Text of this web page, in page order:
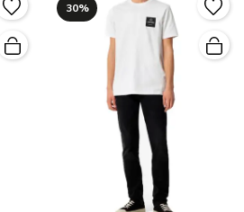
30%